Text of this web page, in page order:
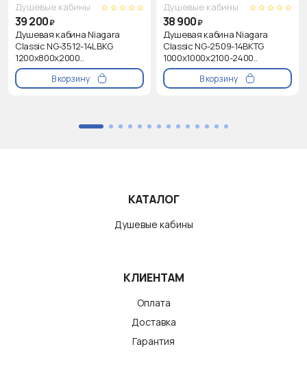
Душевые кабины
39 200₽
Душевая кабина Niagara
Classic NG-3512-14LBKG
1200х800х2000..
В корзину
Душевые кабины
38 900₽
Душевая кабина Niagara
Classic NG-2509-14BKTG
1000х1000х2100-2400..
В корзину
КАТАЛОГ
Душевые кабины
КЛИЕНТАМ
Оплата
Доставка
Гарантия